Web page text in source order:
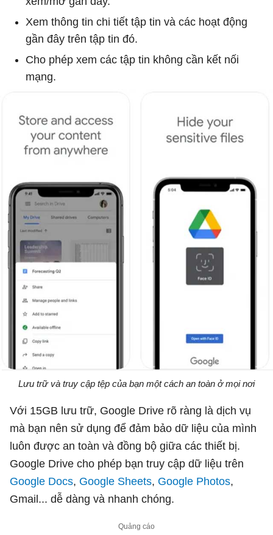
Xem thông tin chi tiết tập tin và các hoạt động
gần đây trên tập tin đó.
Cho phép xem các tập tin không cần kết nối
mạng.
Lưu trữ và truy cập tệp của bạn một cách an toàn ở mọi nơi
Với 15GB lưu trữ, Google Drive rõ ràng là dịch vụ
mà bạn nên sử dụng để đảm bảo dữ liệu của mình
luôn được an toàn và đồng bộ giữa các thiết bị.
Google Drive cho phép bạn truy cập dữ liệu trên
Google Docs, Google Sheets, Google Photos,
Gmail... dễ dàng và nhanh chóng.